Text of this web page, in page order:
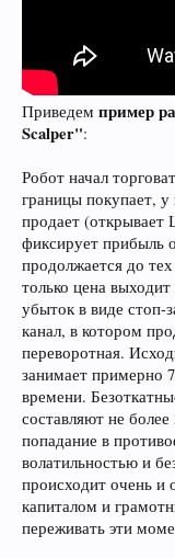
Приведем пример
Scalper":
Робот начал
границы покупает,
продает
фиксирует прибыль
продолжается до
только цена
убыток в виде стоп-
канал, в котором
переворотная.
занимает примерно
времени.
составляют не
попадание в
волатильностью и
происходит очень и
капиталом и
переживать эти